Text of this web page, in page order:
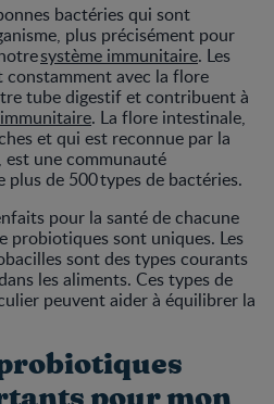
bactéries qui sont
plus précisément pour
système immunitaire. Les
avec la flore
tube digestif et contribuent à
. La flore intestinale,
et qui est reconnue par la
une communauté
de 500 types de bactéries.
pour la santé de chacune
probiotiques sont uniques. Les
sont des types courants
les aliments. Ces types de
peuvent aider à équilibrer la